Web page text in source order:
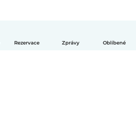
Rezervace Zprávy Oblíbené